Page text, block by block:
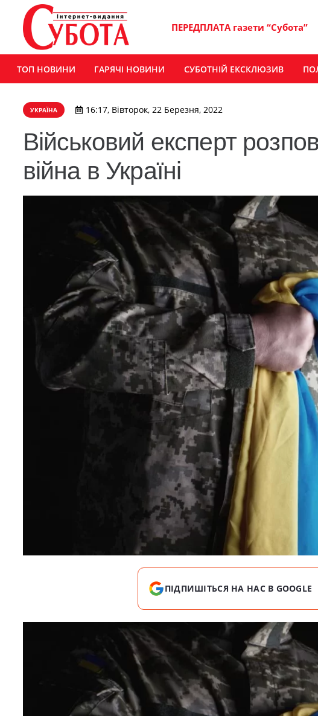
ПЕРЕДПЛАТА газети “Субота”
ТОП НОВИНИ ГАРЯЧІ НОВИНИ СУБОТНІЙ ЕКСКЛЮЗИВ
УКРАЇНА 16:17, Вівторок, 22 Березня, 2022
Військовий експерт
війна в Україні
ПІДПИШІТЬСЯ НА НАС В GOOGLE